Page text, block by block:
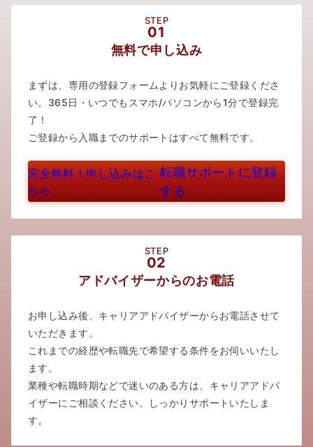
STEP
01
無料で申し込み
まずは、専用の登録フォームよりお気軽にご登録くださ
い。365日・いつでもスマホ/パソコンから1分で登録完
了！
ご登録から入職までのサポートはすべて無料です。
完全無料！申し込みはこ
ちら
転職サポートに登録
する
STEP
02
アドバイザーからのお電話
お申し込み後、キャリアアドバイザーからお電話させて
いただきます。
これまでの経歴や転職先で希望する条件をお伺いいたし
ます。
業種や転職時期などで迷いのある方は、キャリアアドバ
イザーにご相談ください。しっかりサポートいたしま
す。